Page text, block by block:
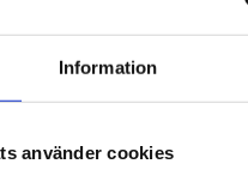
Information
använder cookies
Flytande klor ska hanteras
får aldrig blandas med andra
för barn.
Delphin
3 kg
599,00kr